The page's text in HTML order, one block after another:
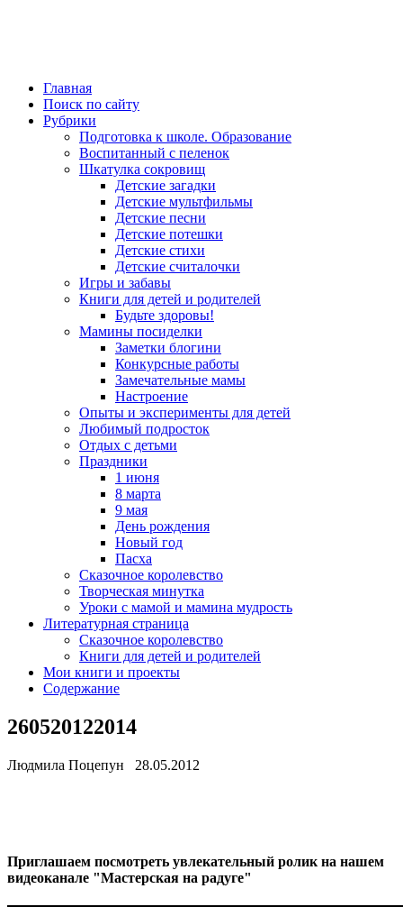
Главная
Поиск по сайту
Рубрики
Подготовка к школе. Образование
Воспитанный с пеленок
Шкатулка сокровищ
Детские загадки
Детские мультфильмы
Детские песни
Детские потешки
Детские стихи
Детские считалочки
Игры и забавы
Книги для детей и родителей
Будьте здоровы!
Мамины посиделки
Заметки блогини
Конкурсные работы
Замечательные мамы
Настроение
Опыты и эксперименты для детей
Любимый подросток
Отдых с детьми
Праздники
1 июня
8 марта
9 мая
День рождения
Новый год
Пасха
Сказочное королевство
Творческая минутка
Уроки с мамой и мамина мудрость
Литературная страница
Сказочное королевство
Книги для детей и родителей
Мои книги и проекты
Содержание
260520122014
Людмила Поцепун 28.05.2012
Приглашаем посмотреть увлекательный ролик на нашем
видеоканале "Мастерская на радуге"